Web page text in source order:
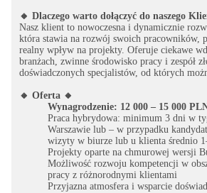
🔸 Dlaczego warto dołączyć do naszego
Nasz klient to nowoczesna i dynamicznie
która stawia na rozwój swoich pracowników,
realny wpływ na projekty. Oferuje ciekawe
branżach, zwinne środowisko pracy i zespół
doświadczonych specjalistów, od których
🔸 Oferta 🔸
Wynagrodzenie: 12 000 – 15 000
Praca hybrydowa: minimum 3 dni w
Warszawie lub – w przypadku
wizyty w biurze lub u klienta średnio
Projekty oparte na chmurowej wersji
Możliwość rozwoju kompetencji w
pracy z różnorodnymi klientami
Przyjazna atmosfera i wsparcie